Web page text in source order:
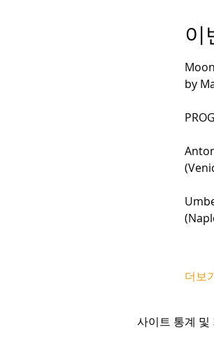
이
by
더보
사이트 통계